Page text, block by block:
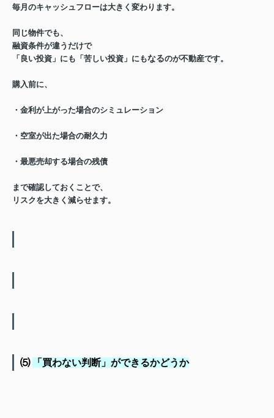
毎月のキャッシュフローは大きく変わります。
同じ物件でも、
融資条件が違うだけで
「良い投資」にも「苦しい投資」にもなるのが不動産です。
購入前に、
・金利が上がった場合のシミュレーション
・空室が出た場合の耐久力
・最悪売却する場合の残債
まで確認しておくことで、
リスクを大きく減らせます。
⑸ 「買わない判断」ができるかどうか